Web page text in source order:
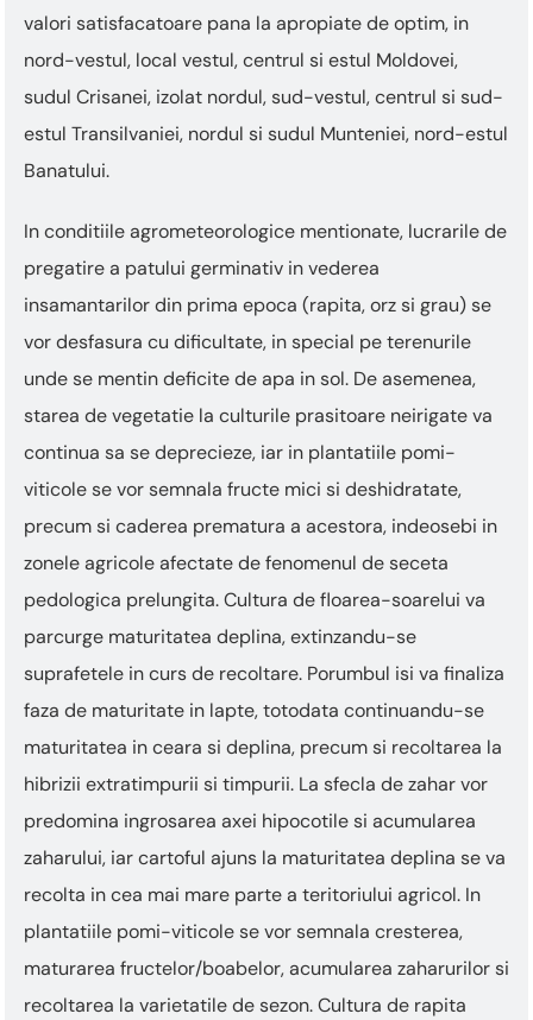
valori satisfacatoare pana la apropiate de optim, in
nord-vestul, local vestul, centrul si estul Moldovei,
sudul Crisanei, izolat nordul, sud-vestul, centrul si sud-
estul Transilvaniei, nordul si sudul Munteniei, nord-estul
Banatului.
In conditiile agrometeorologice mentionate, lucrarile de
pregatire a patului germinativ in vederea
insamantarilor din prima epoca (rapita, orz si grau) se
vor desfasura cu dificultate, in special pe terenurile
unde se mentin deficite de apa in sol. De asemenea,
starea de vegetatie la culturile prasitoare neirigate va
continua sa se deprecieze, iar in plantatiile pomi-
viticole se vor semnala fructe mici si deshidratate,
precum si caderea prematura a acestora, indeosebi in
zonele agricole afectate de fenomenul de seceta
pedologica prelungita. Cultura de floarea-soarelui va
parcurge maturitatea deplina, extinzandu-se
suprafetele in curs de recoltare. Porumbul isi va finaliza
faza de maturitate in lapte, totodata continuandu-se
maturitatea in ceara si deplina, precum si recoltarea la
hibrizii extratimpurii si timpurii. La sfecla de zahar vor
predomina ingrosarea axei hipocotile si acumularea
zaharului, iar cartoful ajuns la maturitatea deplina se va
recolta in cea mai mare parte a teritoriului agricol. In
plantatiile pomi-viticole se vor semnala cresterea,
maturarea fructelor/boabelor, acumularea zaharurilor si
recoltarea la varietatile de sezon. Cultura de rapita